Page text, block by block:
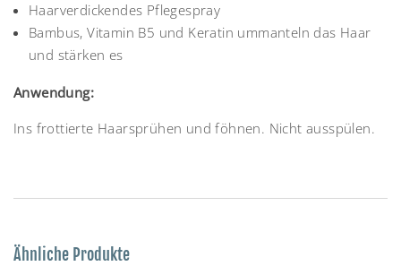
Haarverdickendes Pflegespray
Bambus, Vitamin B5 und Keratin ummanteln das Haar
und stärken es
Anwendung:
Ins frottierte Haarsprühen und föhnen. Nicht ausspülen.
Ähnliche Produkte